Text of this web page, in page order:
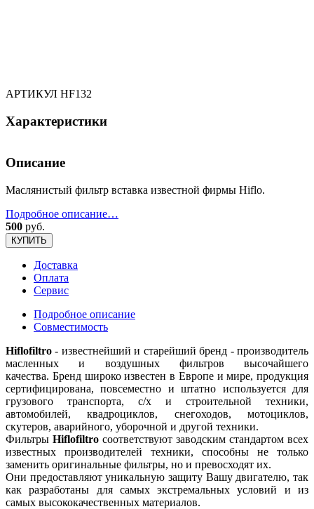
АРТИКУЛ HF132
Характеристики
Описание
Маслянистый фильтр вставка известной фирмы Hiflo.
Подробное описание…
500 руб.
КУПИТЬ
Доставка
Оплата
Сервис
Подробное описание
Совместимость
Hiflofiltro - известнейший и старейший бренд - производитель
масленных и воздушных фильтров высочайшего
качества. Бренд широко известен в Европе и мире, продукция
сертифицирована, повсеместно и штатно используется для
грузового транспорта, с/х и строительной техники,
автомобилей, квадроциклов, снегоходов, мотоциклов,
скутеров, аварийного, уборочной и другой техники.
Фильтры Hiflofiltro соответствуют заводским стандартом всех
известных производителей техники, способны не только
заменить оригинальные фильтры, но и превосходят их.
Они предоставляют уникальную защиту Вашу двигателю, так
как разработаны для самых экстремальных условий и из
самых высококачественных материалов.